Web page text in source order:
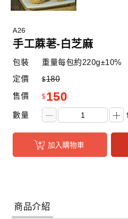
A26
手工蔴荖-白芝麻
包裝 重量每包約220g±10%
定價 $180
售價 $ 150
數量
商品介紹